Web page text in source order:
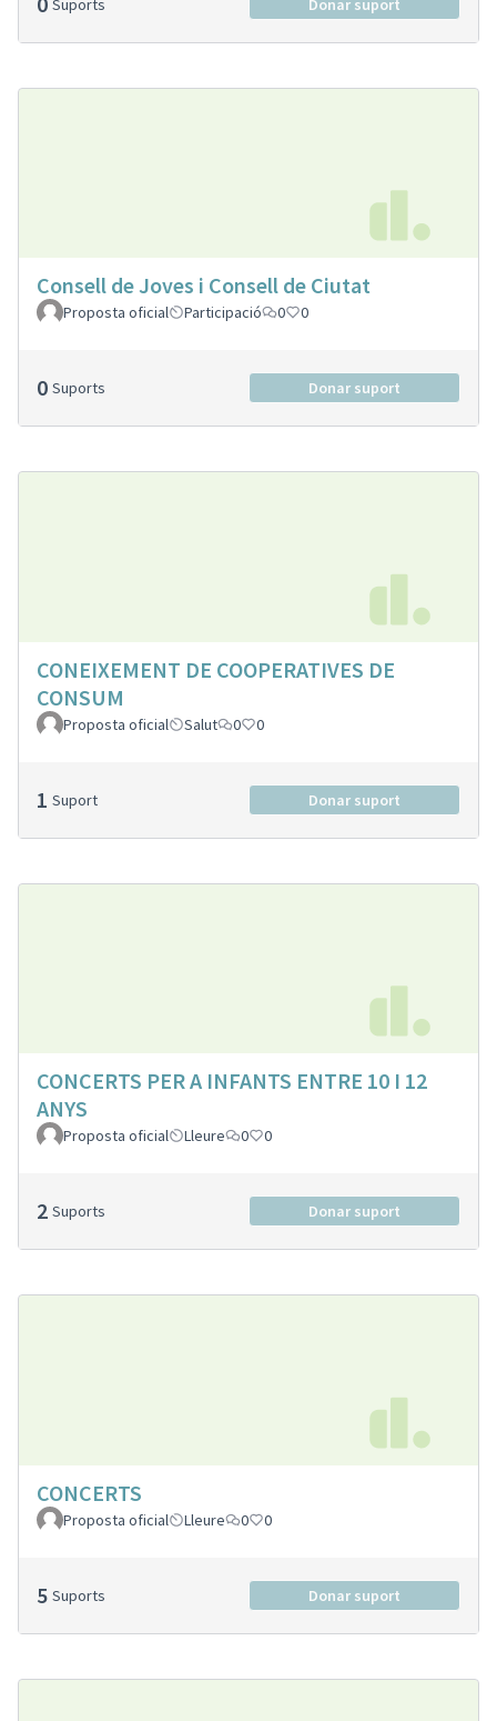
Consell de Joves i Consell de Ciutat
Proposta oficial Participació 0 0
0 Suports Donar suport
CONEIXEMENT DE COOPERATIVES DE
CONSUM
Proposta oficial Salut 0 0
1 Suport Donar suport
CONCERTS PER A INFANTS ENTRE 10 I 12
ANYS
Proposta oficial Lleure 0 0
2 Suports Donar suport
CONCERTS
Proposta oficial Lleure 0 0
5 Suports Donar suport